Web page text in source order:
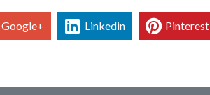
Google+ Linkedin Pinterest